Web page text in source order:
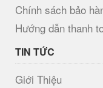
Chính sách bảo
Hướng dẫn thanh
TIN TỨC
Giới Thiệu